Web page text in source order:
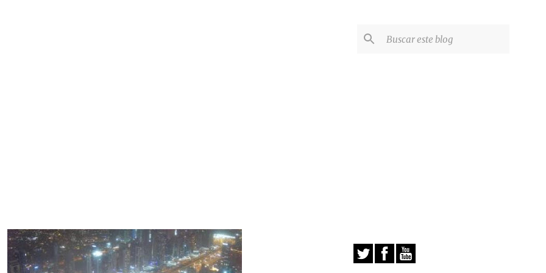
DUBAI EMIRATOS ÁRABES UNIDOS